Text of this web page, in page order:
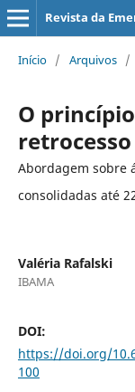
Revista da
Início / Arquivos /
O
retrocesso
Abordagem sobre
consolidadas até
Valéria Rafalski
IBAMA
DOI:
https://doi.org/
100